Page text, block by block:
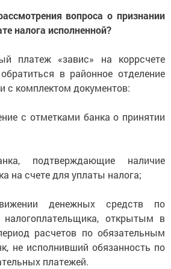
вопроса о признании
налога исполненной?
платеж «завис» на коррсчете
в районное отделение
с комплектом документов:
с отметками банка о принятии
подтверждающие наличие
на счете для уплаты налога;
денежных средств по
открытым в
расчетов по обязательным
не исполнивший обязанность по
платежей.